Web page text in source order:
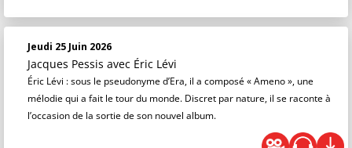
Jeudi 25 Juin 2026
Jacques Pessis avec Éric Lévi
Éric Lévi : sous le pseudonyme d’Era, il a composé « Ameno », une
mélodie qui a fait le tour du monde. Discret par nature, il se raconte à
l’occasion de la sortie de son nouvel album.